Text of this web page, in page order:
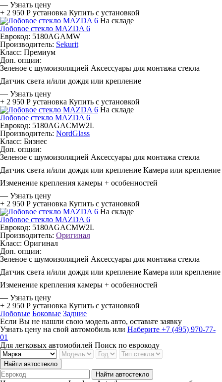
— Узнать цену
+ 2 950 Р установка Купить с установкой
На складе
Лобовое стекло MAZDA 6
Еврокод: 5180AGAMW
Производитель: Sekurit
Класс: Премиум
Доп. опции:
Зеленое с шумоизоляцией Аксессуары для монтажа стекла
Датчик света и/или дождя или крепление
— Узнать цену
+ 2 950 Р установка Купить с установкой
На складе
Лобовое стекло MAZDA 6
Еврокод: 5180AGACMW2L
Производитель: NordGlass
Класс: Бизнес
Доп. опции:
Зеленое с шумоизоляцией Аксессуары для монтажа стекла
Датчик света и/или дождя или крепление Камера или крепление
Изменение крепления камеры + особенностей
— Узнать цену
+ 2 950 Р установка Купить с установкой
На складе
Лобовое стекло MAZDA 6
Еврокод: 5180AGACMW2L
Производитель: Оригинал
Класс: Оригинал
Доп. опции:
Зеленое с шумоизоляцией Аксессуары для монтажа стекла
Датчик света и/или дождя или крепление Камера или крепление
Изменение крепления камеры + особенностей
— Узнать цену
+ 2 950 Р установка Купить с установкой
Лобовые Боковые Задние
Если Вы не нашли свою модель авто, оставьте заявку
Узнать цену на свой автомобиль или Наберите +7 (495) 970-77-
01
Для легковых автомобилей Поиск по еврокоду
Найти автостекло
Найти автостекло